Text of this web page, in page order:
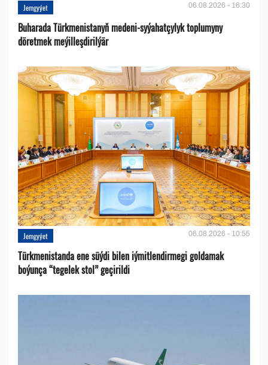
Jemgyýet 06.08.2026 - 16:30
Buharada Türkmenistanyň medeni-syýahatçylyk toplumyny
döretmek meýilleşdirilýär
Jemgyýet 06.08.2026 - 10:55
Türkmenistanda ene süýdi bilen iýmitlendirmegi goldamak
boýunça “tegelek stol” geçirildi